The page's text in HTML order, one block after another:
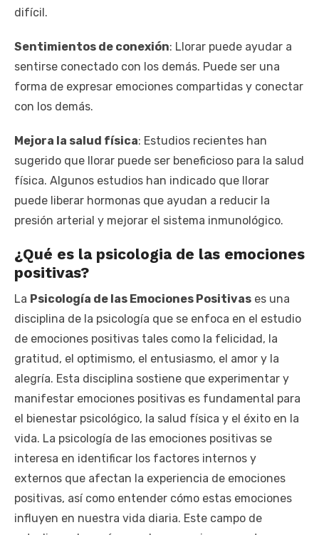
difícil.
Sentimientos de conexión: Llorar puede ayudar a
sentirse conectado con los demás. Puede ser una
forma de expresar emociones compartidas y conectar
con los demás.
Mejora la salud física: Estudios recientes han
sugerido que llorar puede ser beneficioso para la salud
física. Algunos estudios han indicado que llorar
puede liberar hormonas que ayudan a reducir la
presión arterial y mejorar el sistema inmunológico.
¿Qué es la psicologia de las emociones
positivas?
La Psicología de las Emociones Positivas es una
disciplina de la psicología que se enfoca en el estudio
de emociones positivas tales como la felicidad, la
gratitud, el optimismo, el entusiasmo, el amor y la
alegría. Esta disciplina sostiene que experimentar y
manifestar emociones positivas es fundamental para
el bienestar psicológico, la salud física y el éxito en la
vida. La psicología de las emociones positivas se
interesa en identificar los factores internos y
externos que afectan la experiencia de emociones
positivas, así como entender cómo estas emociones
influyen en nuestra vida diaria. Este campo de